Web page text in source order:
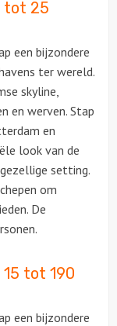
tot 25
een bijzondere
ter wereld.
skyline,
en werven. Stap
en
look van de
setting.
om
De
tot 190
een bijzondere